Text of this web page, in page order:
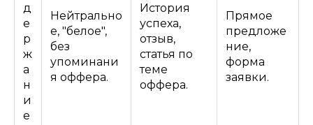
д
е
р
ж
а
н
и
е
Нейтрально
е, "белое",
без
упоминани
я оффера.
История
успеха,
отзыв,
статья по
теме
оффера.
Прямое
предложе
ние,
форма
заявки.